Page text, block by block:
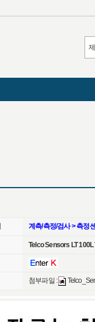
계측/측정/검사 > 측정
Telco Sensors LT 100L
첨부파일 :